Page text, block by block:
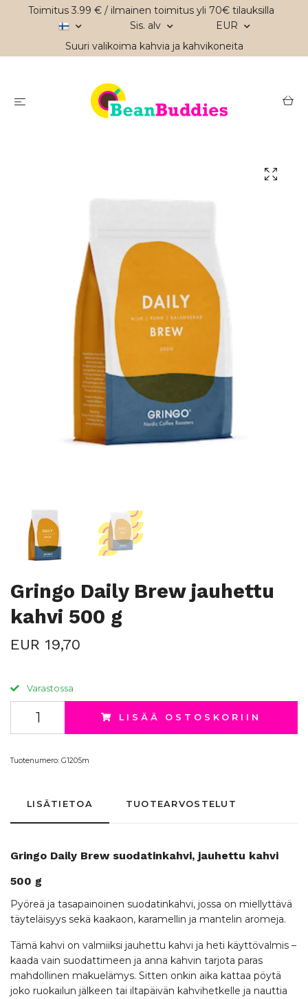
Toimitus 3.99 € / ilmainen toimitus yli 70€ tilauksilla
Sis. alv
EUR
Suuri valikoima kahvia ja kahvikoneita
Gringo Daily Brew jauhettu
kahvi 500 g
EUR 19,70
Varastossa
LISÄÄ OSTOSKORIIN
Tuotenumero: G1205m
LISÄTIETOA TUOTEARVOSTELUT
Gringo Daily Brew suodatinkahvi, jauhettu kahvi
500 g
Pyöreä ja tasapainoinen suodatinkahvi, jossa on miellyttävä
täyteläisyys sekä kaakaon, karamellin ja mantelin aromeja.
Tämä kahvi on valmiiksi jauhettu kahvi ja heti käyttövalmis –
kaada vain suodattimeen ja anna kahvin tarjota paras
mahdollinen makuelämys. Sitten onkin aika kattaa pöytä
joko ruokailun jälkeen tai iltapäivän kahvihetkelle ja nauttia